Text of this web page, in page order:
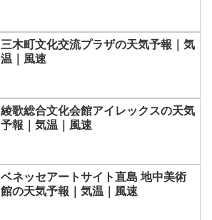
三木町文化交流プラザの天気予報｜気
温｜風速
綾歌総合文化会館アイレックスの天気
予報｜気温｜風速
ベネッセアートサイト直島 地中美術
館の天気予報｜気温｜風速